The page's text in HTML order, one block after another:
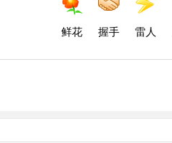
鲜花 握手 雷人